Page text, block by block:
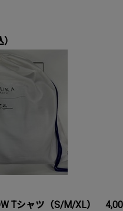
Tシャツ（S/M/XL）